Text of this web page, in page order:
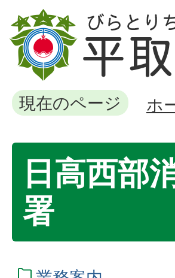
現在のページ ホ
日高西部
署